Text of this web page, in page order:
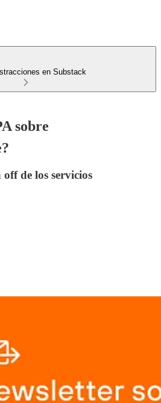
en Substack
sobre
de los servicios